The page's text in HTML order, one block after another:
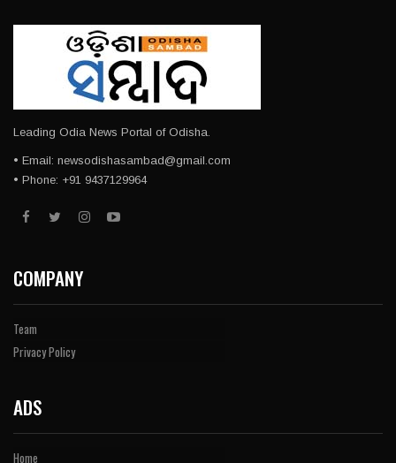
Leading Odia News Portal of Odisha.
• Email: newsodishasambad@gmail.com
• Phone: +91 9437129964
COMPANY
Team
Privacy Policy
ADS
Home